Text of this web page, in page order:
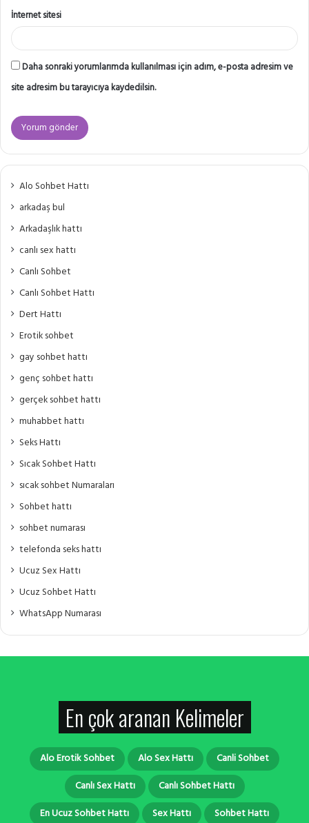
İnternet sitesi
Daha sonraki yorumlarımda kullanılması için adım, e-posta adresim ve
site adresim bu tarayıcıya kaydedilsin.
Alo Sohbet Hattı
arkadaş bul
Arkadaşlık hattı
canlı sex hattı
Canlı Sohbet
Canlı Sohbet Hattı
Dert Hattı
Erotik sohbet
gay sohbet hattı
genç sohbet hattı
gerçek sohbet hattı
muhabbet hattı
Seks Hattı
Sıcak Sohbet Hattı
sıcak sohbet Numaraları
Sohbet hattı
sohbet numarası
telefonda seks hattı
Ucuz Sex Hattı
Ucuz Sohbet Hattı
WhatsApp Numarası
En çok aranan Kelimeler
Alo Erotik Sohbet Alo Sex Hattı
Canli Sohbet
Canlı Sex Hattı
Canlı Sohbet Hattı
En Ucuz Sohbet Hattı
Sex Hattı
Sohbet Hattı